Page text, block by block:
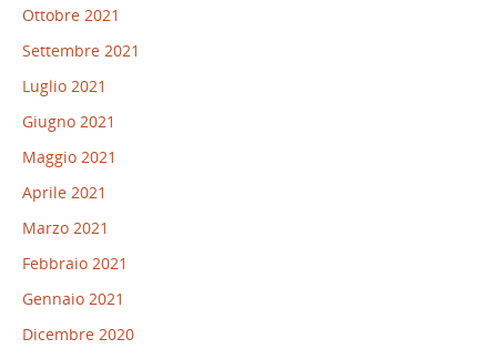
Ottobre 2021
Settembre 2021
Luglio 2021
Giugno 2021
Maggio 2021
Aprile 2021
Marzo 2021
Febbraio 2021
Gennaio 2021
Dicembre 2020